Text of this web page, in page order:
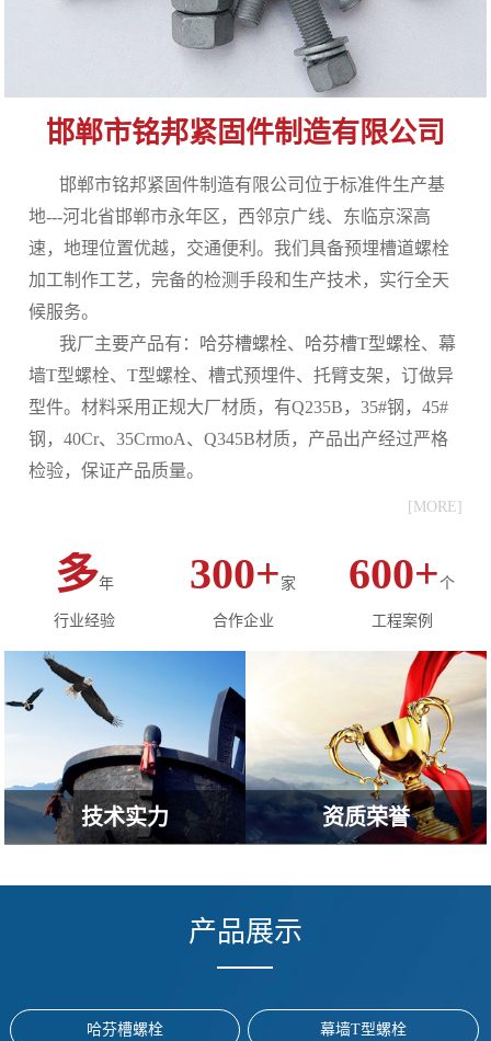
邯郸市铭邦紧固件制造有限公司
邯郸市铭邦紧固件制造有限公司位于标准件生产基
地---河北省邯郸市永年区，西邻京广线、东临京深高
速，地理位置优越，交通便利。我们具备预埋槽道螺栓
加工制作工艺，完备的检测手段和生产技术，实行全天
候服务。
我厂主要产品有： 哈芬槽螺栓、 哈芬槽T型螺栓、幕
墙T型螺栓、T型螺栓、槽式预埋件、托臂支架，订做异
型件。材料采用正规大厂材质，有Q235B，35#钢，45#
钢，40Cr、35CrmoA、Q345B材质，产品出产经过严格
检验，保证产品质量。
[MORE]
多年
行业经验
300+ 家
合作企业
600+个
工程案例
技术实力 资质荣誉
产品展示
哈芬槽螺栓 幕墙T型螺栓